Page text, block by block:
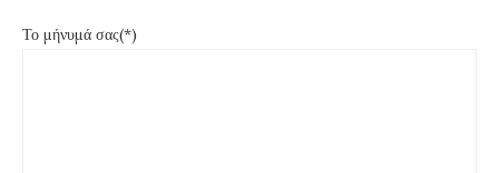
Το μήνυμά σας(*)